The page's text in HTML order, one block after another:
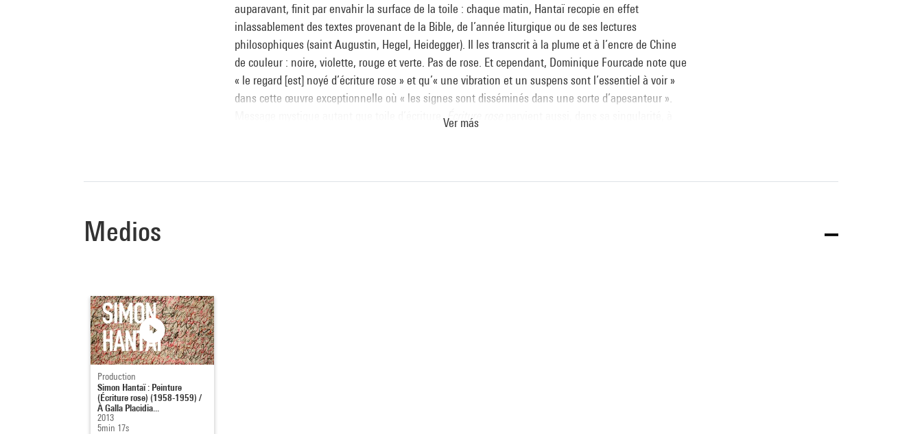
auparavant, finit par envahir la surface de la toile : chaque matin, Hantaï recopie en effet
inlassablement des textes provenant de la Bible, de l’année liturgique ou de ses lectures
philosophiques (saint Augustin, Hegel, Heidegger). Il les transcrit à la plume et à l’encre de Chine
de couleur : noire, violette, rouge et verte. Pas de rose. Et cependant, Dominique Fourcade note que
« le regard [est] noyé d’écriture rose » et qu’« une vibration et un suspens sont l’essentiel à voir »
dans cette œuvre exceptionnelle où « les signes sont disséminés dans une sorte d’apesanteur ».
Message mystique autant que toile d’écriture,Écriture rose
Ver más
Medios
Production
Simon Hantaï : Peinture
(Écriture rose) (1958-1959) /
À Galla Placidia...
2013
5min 17s